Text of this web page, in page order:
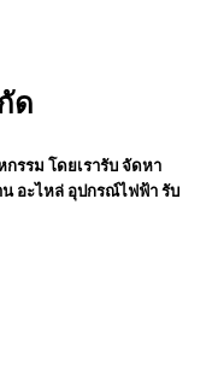
ด
รรม โดยเรารับ จัดหา
อะไหล่ อุปกรณ์ไฟฟ้า รับ